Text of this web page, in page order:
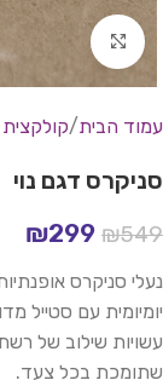
to enlarge
עמוד הבית קולקצית
סניקרס דגם נוי
₪549
₪299
נעלי סניקרס
יומיומית עם סטייל
עשויות שילוב של
שתומכת בכל צעד.